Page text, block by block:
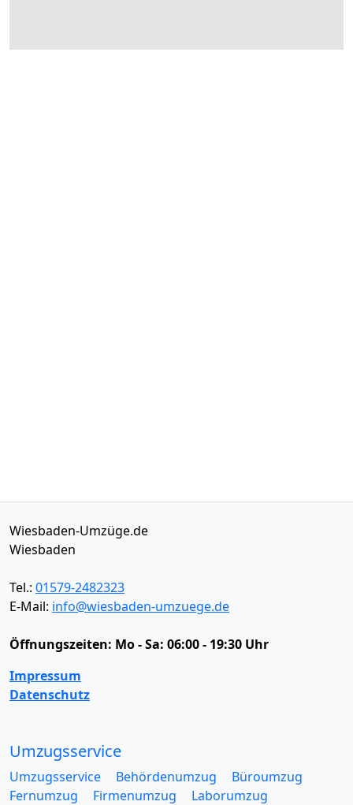
Wiesbaden-Umzüge.de
Wiesbaden
Tel.: 01579-2482323
E-Mail: info@wiesbaden-umzuege.de
Öffnungszeiten: Mo - Sa: 06:00 - 19:30 Uhr
Impressum
Datenschutz
Umzugsservice
Umzugsservice Behördenumzug
Büroumzug
Fernumzug
Firmenumzug
Laborumzug